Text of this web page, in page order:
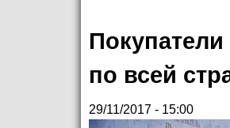
по всей
29/11/2017 - 15:00